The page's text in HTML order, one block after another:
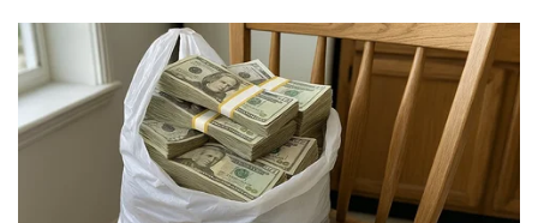
Lịch thi đấu bóng đá
Ô tô - Xe máy
Ô tô
Xe máy